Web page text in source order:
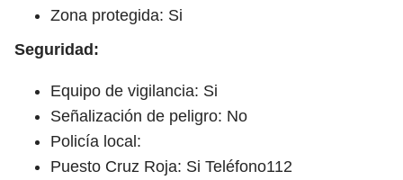
Zona protegida: Si
Seguridad:
Equipo de vigilancia: Si
Señalización de peligro: No
Policía local:
Puesto Cruz Roja: Si Teléfono112